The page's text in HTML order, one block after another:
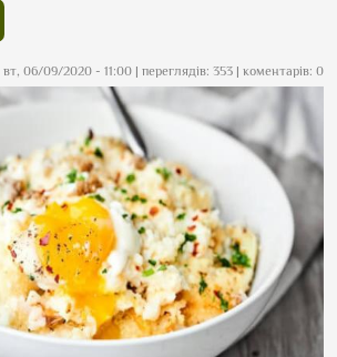
вт, 06/09/2020 - 11:00 | переглядів: 353 | коментарів: 0